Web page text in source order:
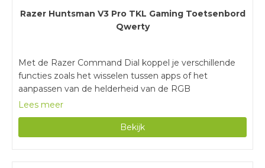
Razer Huntsman V3 Pro TKL Gaming Toetsenbord
Qwerty
Met de Razer Command Dial koppel je verschillende
functies zoals het wisselen tussen apps of het
aanpassen van de helderheid van de RGB
verlichting.De lichtsensor in de optische toetsen
welke instellingen je aanpast met de media knoppen
en het led scherm.Dit gaming toetsenbord heeft geen
Lees meer
Bekijk